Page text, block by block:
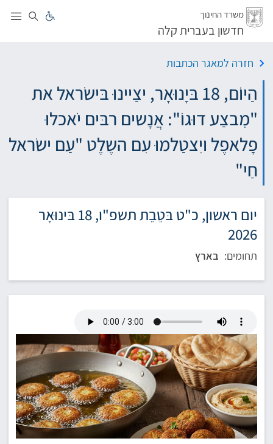
דלג
משרד החינוך
חדשון בעברית קלה
חזרה למאגר הכתבות
הַיוֹם, 18 בּיָנוּאָר, יצַיינוּ בּישׂראל את
"מִבצַע דוּגוֹ": אֲנָשים רבּים יֹאכלוּ
פָלאפֶל ויִצטַלמוּ עִם השֶלֶט "עַם ישׂראל
חַי"
יום ראשון, כ"ט בּטֵבֵת תשפ"ו, 18 בּינוּאָר
2026
תחומים: בארץ